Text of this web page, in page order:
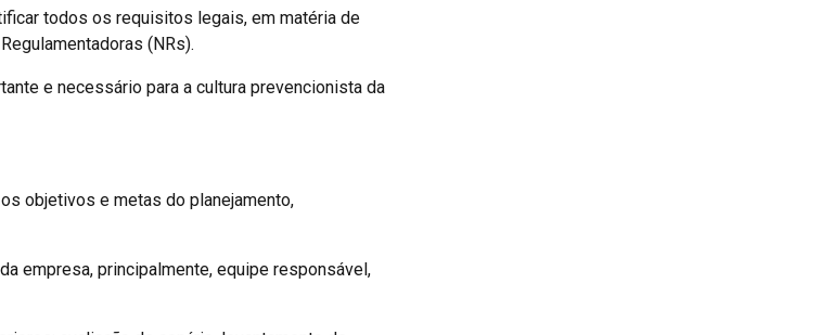
todos os requisitos legais, em matéria de
(NRs).
e necessário para a cultura prevencionista da
objetivos e metas do planejamento,
empresa, principalmente, equipe responsável,